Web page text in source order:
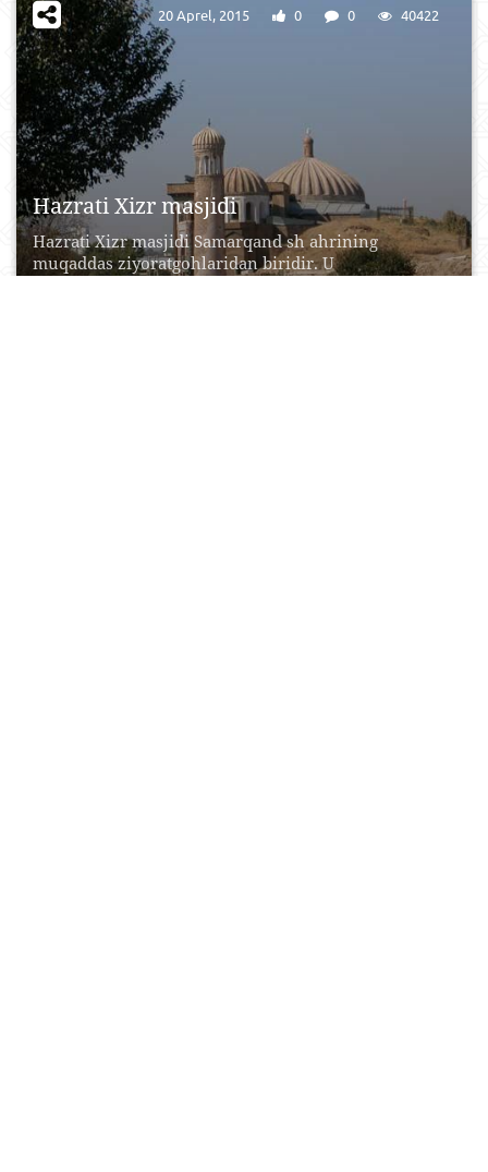
Hazrati Хizr masjidi
Hazrati Xizr masjidi Samarqand sh ahrining
muqaddas ziyoratgohlaridan biridir. U
20 Aprel, 2015 0 0 40422